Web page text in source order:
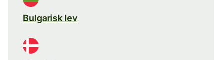
Bulgarisk lev